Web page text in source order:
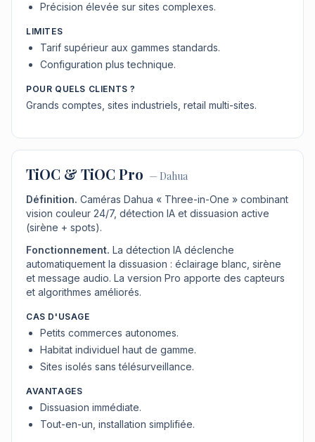
Précision élevée sur sites complexes.
LIMITES
Tarif supérieur aux gammes standards.
Configuration plus technique.
POUR QUELS CLIENTS ?
Grands comptes, sites industriels, retail multi-sites.
TiOC & TiOC Pro — Dahua
Définition. Caméras Dahua « Three-in-One » combinant
vision couleur 24/7, détection IA et dissuasion active
(sirène + spots).
Fonctionnement. La détection IA déclenche
automatiquement la dissuasion : éclairage blanc, sirène
et message audio. La version Pro apporte des capteurs
et algorithmes améliorés.
CAS D'USAGE
Petits commerces autonomes.
Habitat individuel haut de gamme.
Sites isolés sans télésurveillance.
AVANTAGES
Dissuasion immédiate.
Tout-en-un, installation simplifiée.